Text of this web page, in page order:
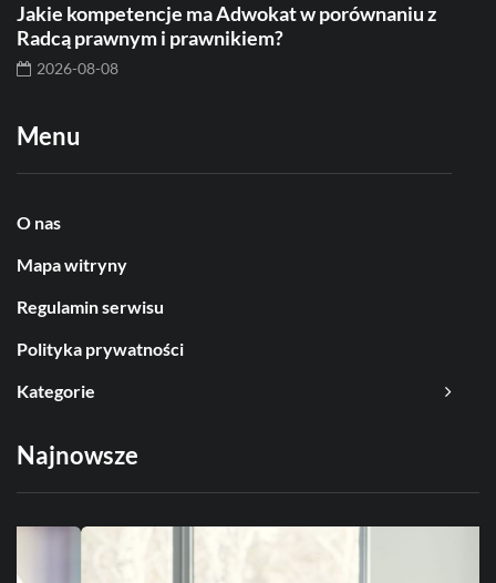
Jakie kompetencje ma Adwokat w porównaniu z
Radcą prawnym i prawnikiem?
2026-08-08
Menu
O nas
Mapa witryny
Regulamin serwisu
Polityka prywatności
Kategorie
Najnowsze